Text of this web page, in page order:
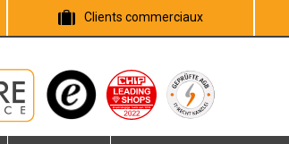
Clients commerciaux